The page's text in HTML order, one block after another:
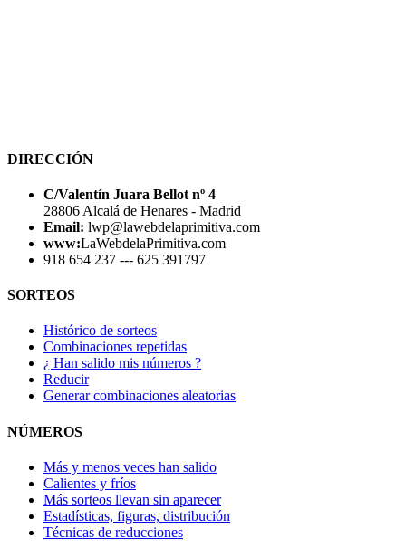
DIRECCIÓN
C/Valentín Juara Bellot nº 4
28806 Alcalá de Henares - Madrid
Email: lwp@lawebdelaprimitiva.com
www:LaWebdelaPrimitiva.com
918 654 237 --- 625 391797
SORTEOS
Histórico de sorteos
Combinaciones repetidas
¿ Han salido mis números ?
Reducir
Generar combinaciones aleatorias
NÚMEROS
Más y menos veces han salido
Calientes y fríos
Más sorteos llevan sin aparecer
Estadísticas, figuras, distribución
Técnicas de reducciones